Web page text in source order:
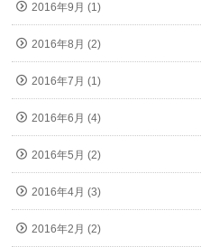
2016年9月 (1)
2016年8月 (2)
2016年7月 (1)
2016年6月 (4)
2016年5月 (2)
2016年4月 (3)
2016年2月 (2)